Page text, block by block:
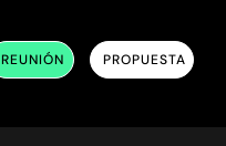
REUNIÓN PROPUESTA